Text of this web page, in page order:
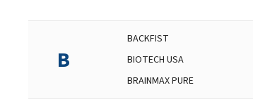
B
BACKFIST
BIOTECH USA
BRAINMAX PURE